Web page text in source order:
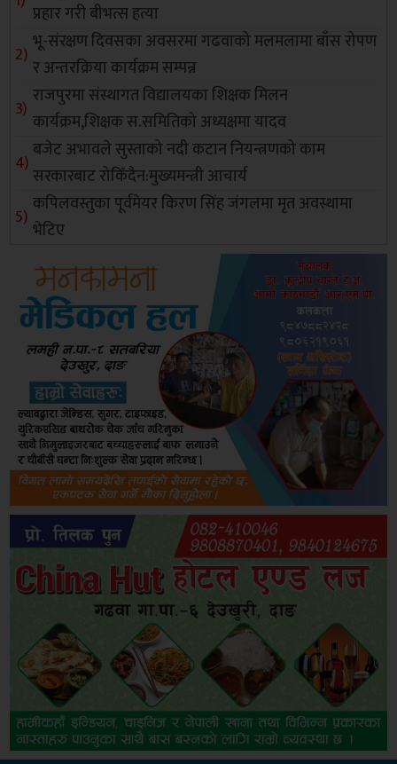
प्रहार गरी बीभत्स हत्या
भू-संरक्षण दिवसका अवसरमा गढवाको मलमलामा बाँस रोपण
र अन्तरक्रिया कार्यक्रम सम्पन्न
राजपुरमा संस्थागत विद्यालयका शिक्षक मिलन
कार्यक्रम,शिक्षक स.समितिको अध्यक्षमा यादव
बजेट अभावले सुस्ताको नदी कटान नियन्त्रणको काम
सरकारबाट रोकिँदैन:मुख्यमन्त्री आचार्य
कपिलवस्तुका पूर्वमेयर किरण सिंह जंगलमा मृत अवस्थामा
भेटिए